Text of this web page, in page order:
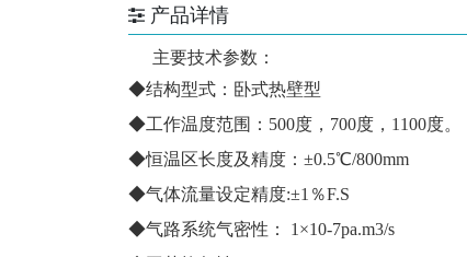
产品详情
主要技术参数：
◆结构型式：卧式热壁型
◆工作温度范围：500度，700度，1100度。
◆恒温区长度及精度：±0.5℃/800mm
◆气体流量设定精度:±1％F.S
◆气路系统气密性： 1×10-7pa.m3/s